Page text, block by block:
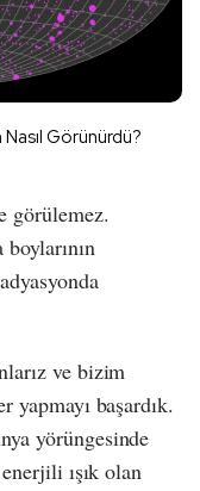
Nasıl Görünürdü?
görülemez.
ve bizim
yapmayı başardık.
yörüngesinde
ışık olan